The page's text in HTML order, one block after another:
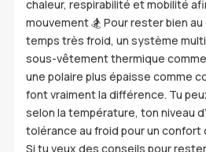
chaleur, respirabilité et mobilité
mouvement 🏂 Pour rester bien
temps très froid, un système
sous-vêtement thermique
une polaire plus épaisse comme
font vraiment la différence. Tu
selon la température, ton niveau
tolérance au froid pour un confort
Si tu veux des conseils pour